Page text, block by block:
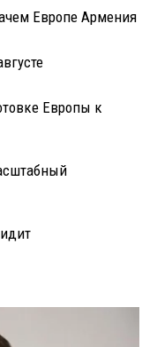
Европе Армения
Европы к